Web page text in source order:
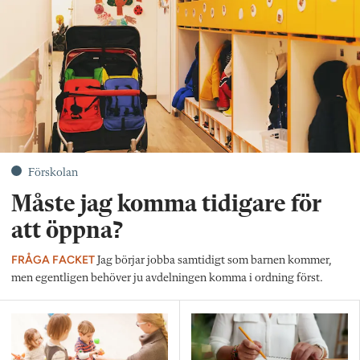
Förskolan
Måste jag komma tidigare för
att öppna?
FRÅGA FACKET Jag börjar jobba samtidigt som barnen kommer,
men egentligen behöver ju avdelningen komma i ordning först.